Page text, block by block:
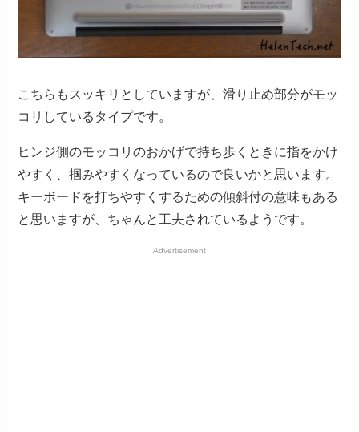
こちらもスッキリとしていますが、滑り止め部分がモッ
コリしているタイプです。
ヒンジ側のモッコリのおかげで持ち歩くときに指をかけ
やすく、掴みやすくなっているので良いかと思います。
キーボードを打ちやすくするための傾斜付の意味もある
と思いますが、ちゃんと工夫されているようです。
Advertisement